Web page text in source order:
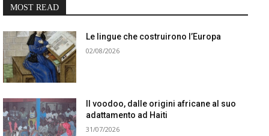
MOST READ
Le lingue che costruirono l’Europa
02/08/2026
Il voodoo, dalle origini africane al suo
adattamento ad Haiti
31/07/2026